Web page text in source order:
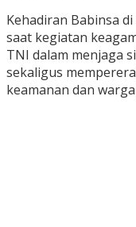
Kehadiran Babinsa
saat kegiatan
TNI dalam menjaga
sekaligus
keamanan dan